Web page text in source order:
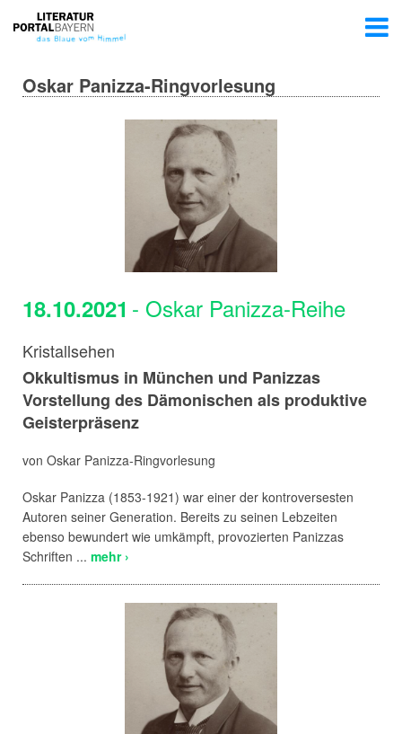
Oskar Panizza-Ringvorlesung
18.10.2021 - Oskar Panizza-Reihe
Kristallsehen
Okkultismus in München und Panizzas
Vorstellung des Dämonischen als produktive
Geisterpräsenz
von Oskar Panizza-Ringvorlesung
Oskar Panizza (1853-1921) war einer der kontroversesten
Autoren seiner Generation. Bereits zu seinen Lebzeiten
ebenso bewundert wie umkämpft, provozierten Panizzas
Schriften ... mehr ›